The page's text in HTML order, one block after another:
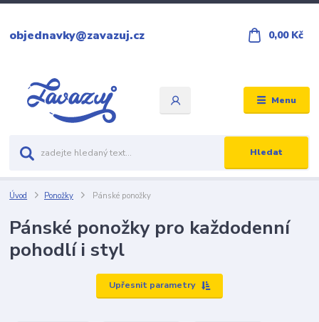
Menu
Hledat
objednavky@zavazuj.cz 0,00 Kč
Úvod Ponožky Pánské ponožky
Pánské ponožky pro každodenní
pohodlí i styl
Upřesnit parametry